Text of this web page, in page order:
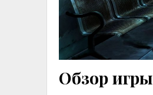
Обзор игры